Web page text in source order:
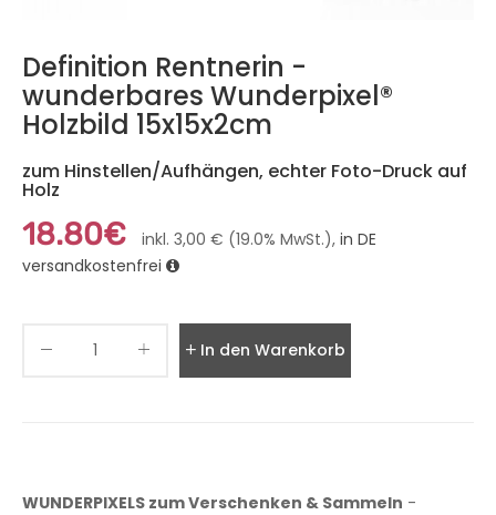
Definition Rentnerin -
wunderbares Wunderpixel®
Holzbild 15x15x2cm
zum Hinstellen/Aufhängen, echter Foto-Druck auf
Holz
18.80€ inkl. 3,00 € (19.0% MwSt.), in DE
versandkostenfrei
In den Warenkorb legen
WUNDERPIXELS zum Verschenken & Sammeln -